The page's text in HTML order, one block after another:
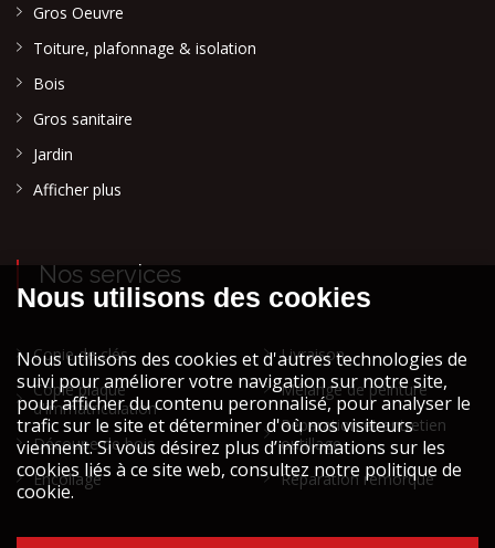
Gros Oeuvre
Toiture, plafonnage & isolation
Bois
Gros sanitaire
Jardin
Afficher plus
Nos services
Copie de clés
Copie plaque
d'immatriculation
Découpe de bois
Encollage
Livraison
Mélange de peinture
Réparation et entretien
outillage
Réparation remorque